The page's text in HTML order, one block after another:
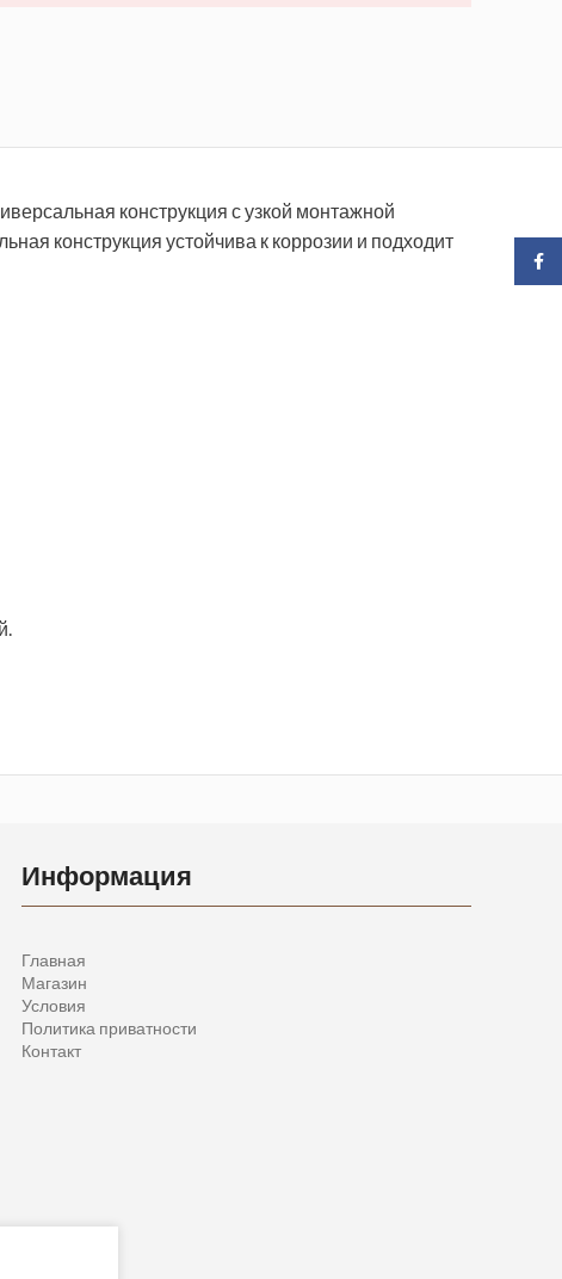
конструкция с узкой монтажной
конструкция устойчива к коррозии и подходит
Информация
Главная
Магазин
Условия
Политика приватности
Контакт